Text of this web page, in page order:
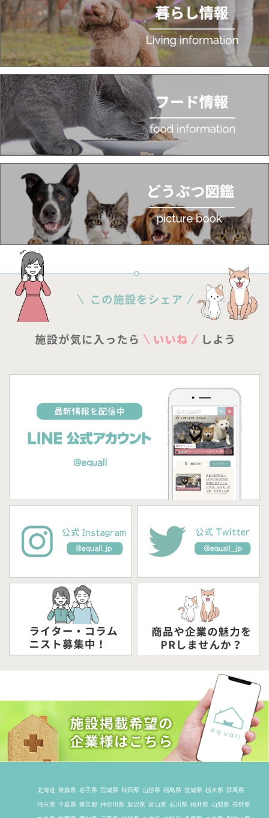
北海道 青森県 岩手県 宮城県 秋田県 山形県 福島県 茨城県 栃木県 群馬県
埼玉県 千葉県 東京都 神奈川県 新潟県 富山県 石川県 福井県 山梨県 長野県